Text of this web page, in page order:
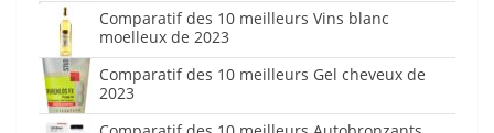
Comparatif des 10 meilleurs Vins blanc
moelleux de 2023
Comparatif des 10 meilleurs Gel cheveux de
2023